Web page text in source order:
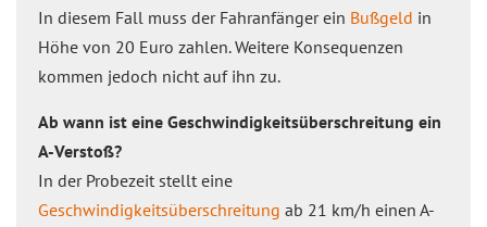
In diesem Fall muss der Fahranfänger ein Bußgeld in
Höhe von 20 Euro zahlen. Weitere Konsequenzen
kommen jedoch nicht auf ihn zu.
Ab wann ist eine Geschwindigkeitsüberschreitung ein
A-Verstoß?
In der Probezeit stellt eine
Geschwindigkeitsüberschreitung ab 21 km/h einen A-